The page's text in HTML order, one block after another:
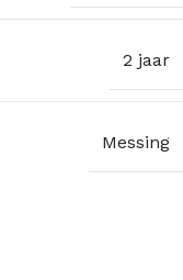
2 jaar
Messing